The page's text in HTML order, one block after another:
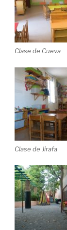
Clase de Cueva
Clase de Jirafa